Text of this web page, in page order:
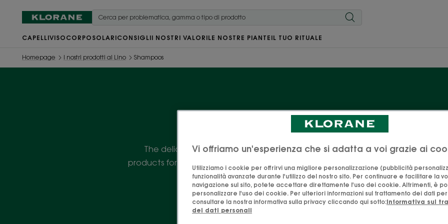
CAPELLIVISO CORPO SOLARICONSIGLII NOSTRI VALORILE NOSTRE PIANTE IL TUO RITUALE
Homepage I nostri prodotti al Lino Shampoos
Shampoos
The delicacy of Organic Flax, an essential ally of fine hair, is available in a
products for hair lacking volume. Thanks to its richness in mucilage, Flax will coat
the root.
Vi offriamo un'esperienza che si adatta a voi grazie ai
Utilizziamo i cookie per offrirvi una migliore personalizzazione (pubblicità
funzionalità avanzate durante l'utilizzo del nostro sito. Per continuare e facilitare la
navigazione sul sito, potete accettare direttamente l'uso dei cookie. Altrimenti, è
personalizzare l'uso dei cookie. Per ulteriori informazioni sul trattamento dei dati
consultare la nostra informativa sulla privacy cliccando qui sotto:Informativa sul
dei dati personali